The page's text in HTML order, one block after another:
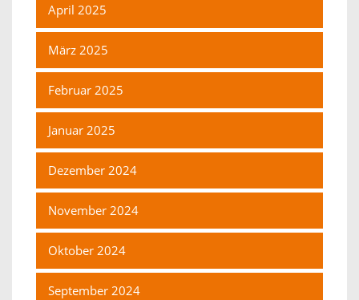
April 2025
März 2025
Februar 2025
Januar 2025
Dezember 2024
November 2024
Oktober 2024
September 2024